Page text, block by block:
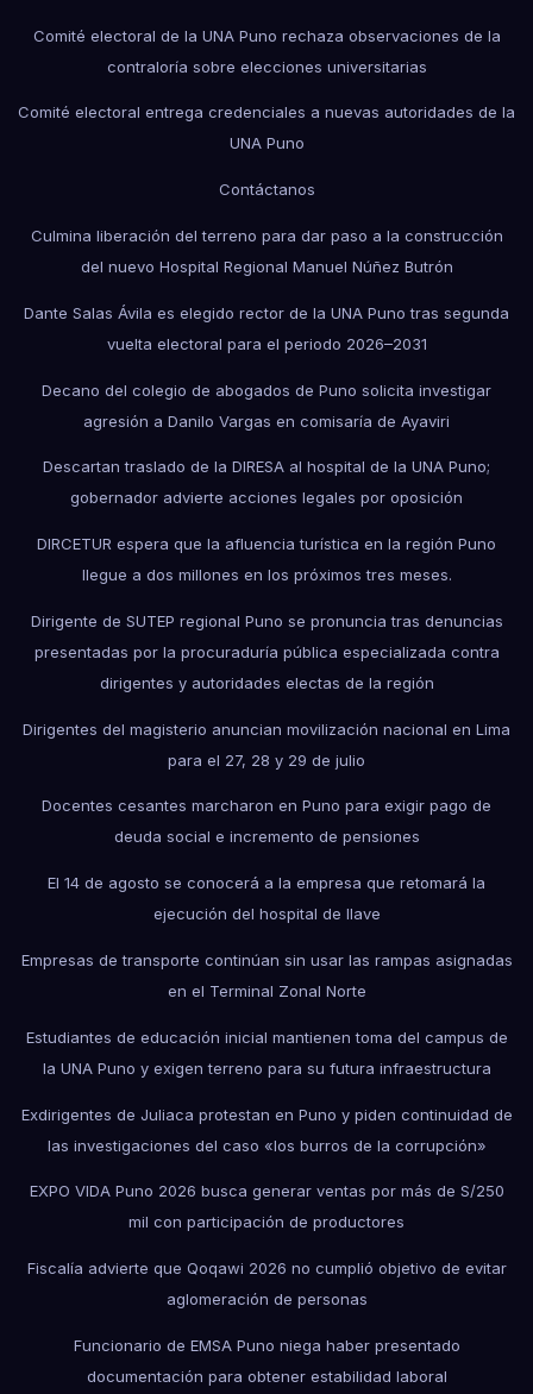
Comité electoral de la UNA Puno rechaza observaciones de la
contraloría sobre elecciones universitarias
Comité electoral entrega credenciales a nuevas autoridades de la
UNA Puno
Contáctanos
Culmina liberación del terreno para dar paso a la construcción
del nuevo Hospital Regional Manuel Núñez Butrón
Dante Salas Ávila es elegido rector de la UNA Puno tras segunda
vuelta electoral para el periodo 2026–2031
Decano del colegio de abogados de Puno solicita investigar
agresión a Danilo Vargas en comisaría de Ayaviri
Descartan traslado de la DIRESA al hospital de la UNA Puno;
gobernador advierte acciones legales por oposición
DIRCETUR espera que la afluencia turística en la región Puno
llegue a dos millones en los próximos tres meses.
Dirigente de SUTEP regional Puno se pronuncia tras denuncias
presentadas por la procuraduría pública especializada contra
dirigentes y autoridades electas de la región
Dirigentes del magisterio anuncian movilización nacional en Lima
para el 27, 28 y 29 de julio
Docentes cesantes marcharon en Puno para exigir pago de
deuda social e incremento de pensiones
El 14 de agosto se conocerá a la empresa que retomará la
ejecución del hospital de Ilave
Empresas de transporte continúan sin usar las rampas asignadas
en el Terminal Zonal Norte
Estudiantes de educación inicial mantienen toma del campus de
la UNA Puno y exigen terreno para su futura infraestructura
Exdirigentes de Juliaca protestan en Puno y piden continuidad de
las investigaciones del caso «los burros de la corrupción»
EXPO VIDA Puno 2026 busca generar ventas por más de S/250
mil con participación de productores
Fiscalía advierte que Qoqawi 2026 no cumplió objetivo de evitar
aglomeración de personas
Funcionario de EMSA Puno niega haber presentado
documentación para obtener estabilidad laboral